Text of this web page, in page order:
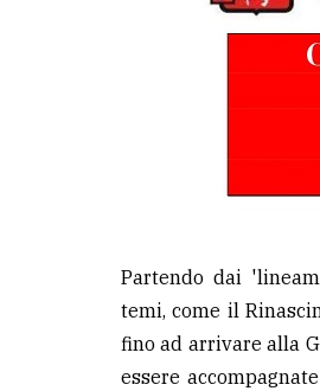
Partendo dai
temi, come il
fino ad arrivare alla
essere